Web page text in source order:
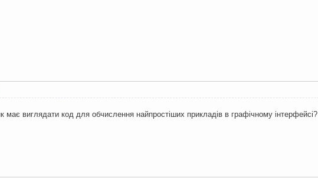
має виглядати код для обчислення найпростіших прикладів в графічному інтерфейсі?